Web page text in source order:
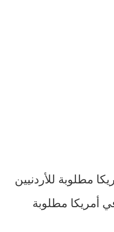
مطلوبة للأردنيين
أمريكا مطلوبة